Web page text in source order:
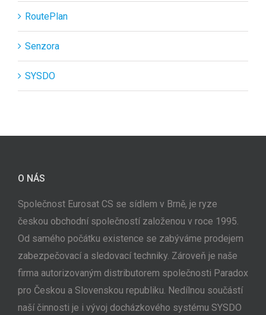
RoutePlan
Senzora
SYSDO
O NÁS
Společnost Eurosat CS se sídlem v Brně, je ryze
českou obchodní společností založenou v roce 1995.
Od samého počátku existence se zabýváme prodejem
zabezpečovací a sledovací techniky. Zároveň je naše
firma autorizovaným distributorem společnosti Paradox
pro Českou a Slovenskou republiku. Nedílnou součástí
naší činnosti je i vývoj docházkového systému SYSDO